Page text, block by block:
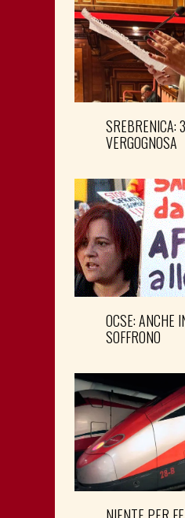
SREBRENICA:
VERGOGNOSA
OCSE: ANCHE
SOFFRONO